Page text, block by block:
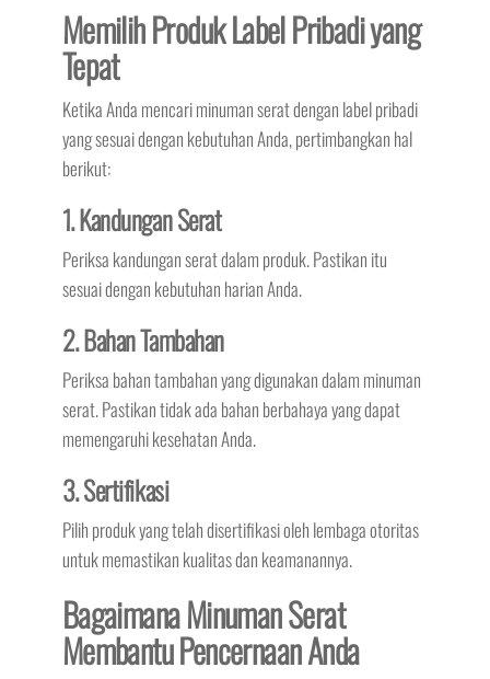
Memilih Produk Label Pribadi yang
Tepat
Ketika Anda mencari minuman serat dengan label pribadi
yang sesuai dengan kebutuhan Anda, pertimbangkan hal
berikut:
1. Kandungan Serat
Periksa kandungan serat dalam produk. Pastikan itu
sesuai dengan kebutuhan harian Anda.
2. Bahan Tambahan
Periksa bahan tambahan yang digunakan dalam minuman
serat. Pastikan tidak ada bahan berbahaya yang dapat
memengaruhi kesehatan Anda.
3. Sertifikasi
Pilih produk yang telah disertifikasi oleh lembaga otoritas
untuk memastikan kualitas dan keamanannya.
Bagaimana Minuman Serat
Membantu Pencernaan Anda